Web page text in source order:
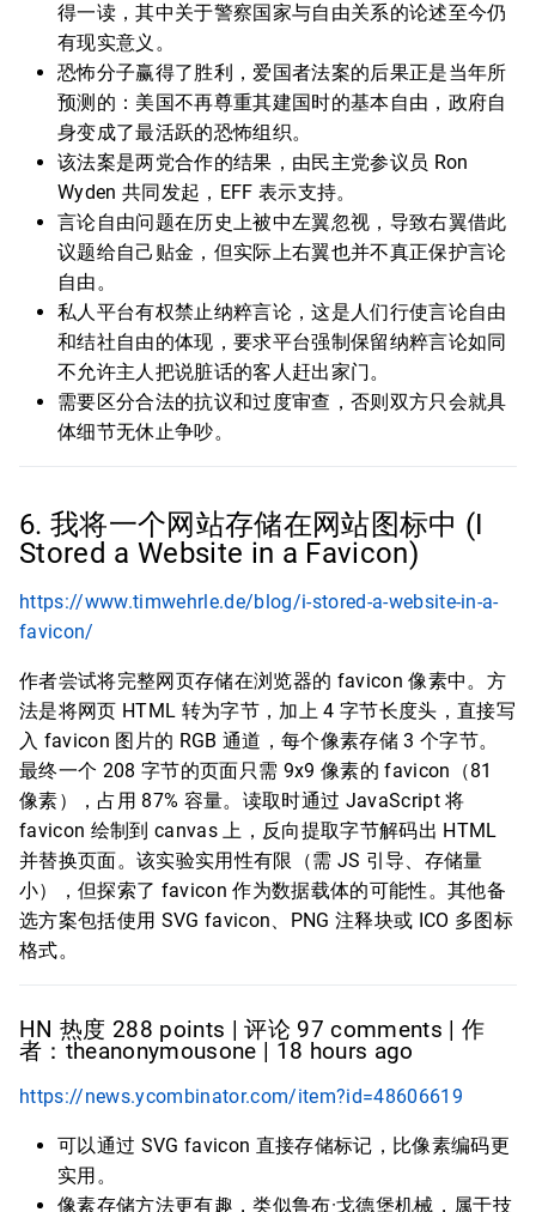
得一读，其中关于警察国家与自由关系的论述至今仍
有现实意义。
恐怖分子赢得了胜利，爱国者法案的后果正是当年所
预测的：美国不再尊重其建国时的基本自由，政府自
身变成了最活跃的恐怖组织。
该法案是两党合作的结果，由民主党参议员 Ron
Wyden 共同发起，EFF 表示支持。
言论自由问题在历史上被中左翼忽视，导致右翼借此
议题给自己贴金，但实际上右翼也并不真正保护言论
自由。
私人平台有权禁止纳粹言论，这是人们行使言论自由
和结社自由的体现，要求平台强制保留纳粹言论如同
不允许主人把说脏话的客人赶出家门。
需要区分合法的抗议和过度审查，否则双方只会就具
体细节无休止争吵。
6. 我将一个网站存储在网站图标中 (I
Stored a Website in a Favicon)
https://www.timwehrle.de/blog/i-stored-a-website-in-a-
favicon/
作者尝试将完整网页存储在浏览器的 favicon 像素中。方
法是将网页 HTML 转为字节，加上 4 字节长度头，直接写
入 favicon 图片的 RGB 通道，每个像素存储 3 个字节。
最终一个 208 字节的页面只需 9x9 像素的 favicon（81
像素），占用 87% 容量。读取时通过 JavaScript 将
favicon 绘制到 canvas 上，反向提取字节解码出 HTML
并替换页面。该实验实用性有限（需 JS 引导、存储量
小），但探索了 favicon 作为数据载体的可能性。其他备
选方案包括使用 SVG favicon、PNG 注释块或 ICO 多图标
格式。
HN 热度 288 points | 评论 97 comments | 作
者：theanonymousone | 18 hours ago
https://news.ycombinator.com/item?id=48606619
可以通过 SVG favicon 直接存储标记，比像素编码更
实用。
像素存储方法更有趣，类似鲁布·戈德堡机械，属于技